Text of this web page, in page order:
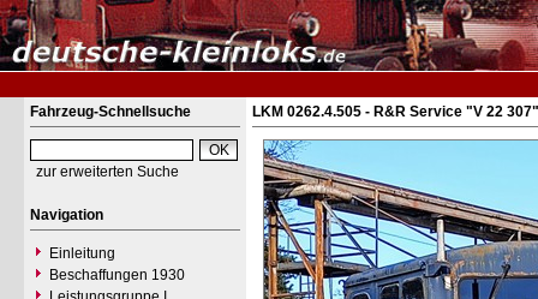
Fahrzeug-Schnellsuche
zur erweiterten Suche
Navigation
Einleitung
Beschaffungen 1930
LKM 0262.4.505 - R&R Service "V 22 307"